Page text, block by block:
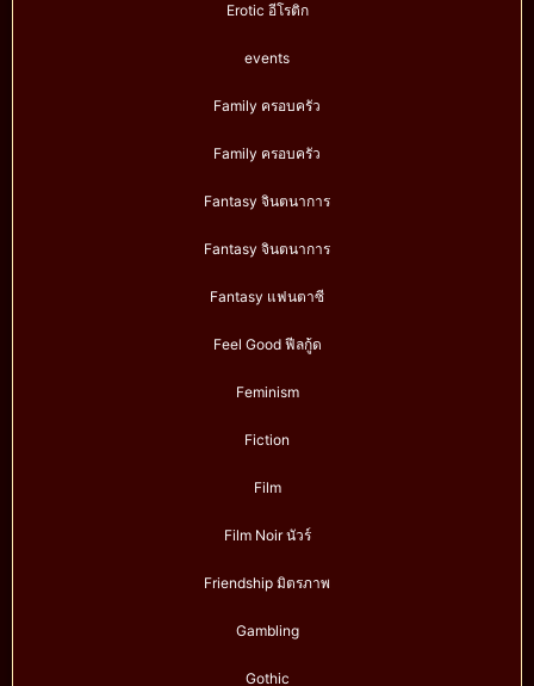
Erotic อีโรติก
events
Family ครอบครัว
Family ครอบครัว
Fantasy จินตนาการ
Fantasy จินตนาการ
Fantasy แฟนตาซี
Feel Good ฟีลกู้ด
Feminism
Fiction
Film
Film Noir นัวร์
Friendship มิตรภาพ
Gambling
Gothic